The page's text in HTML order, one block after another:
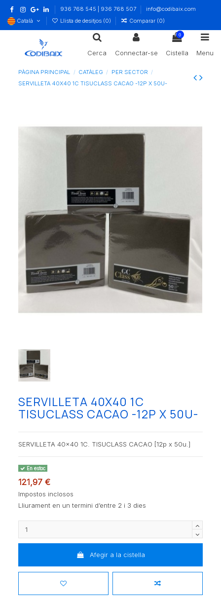
936 768 545 | 936 768 507
info@codibaix.com
Català
Llista de desitjos (0) Comparar (0)
Cerca Connectar-se
0
Cistella Menu
PÀGINA PRINCIPAL CATÀLEG
PER SECTOR
SERVILLETA 40X40 1C TISUCLASS CACAO -12P X 50U-
SERVILLETA 40X40 1C
TISUCLASS CACAO -12P X 50U-
SERVILLETA 40x40 1C. TISUCLASS CACAO [12p x 50u.]
En estoc
121,97 €
Impostos inclosos
Lliurament en un termini d’entre 2 i 3 dies
Afegir a la cistella